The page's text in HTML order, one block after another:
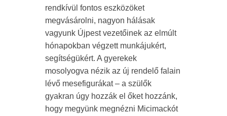
rendkívül fontos eszközöket
megvásárolni, nagyon hálásak
vagyunk Újpest vezetőinek az elmúlt
hónapokban végzett munkájukért,
segítségükért. A gyerekek
mosolyogva nézik az új rendelő falain
lévő mesefigurákat – a szülők
gyakran úgy hozzák el őket hozzánk,
hogy megyünk megnézni Micimackót